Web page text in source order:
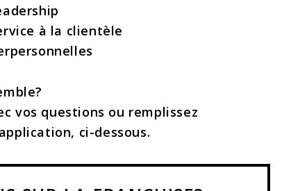
à la clientèle
vos questions ou remplissez
ci-dessous.